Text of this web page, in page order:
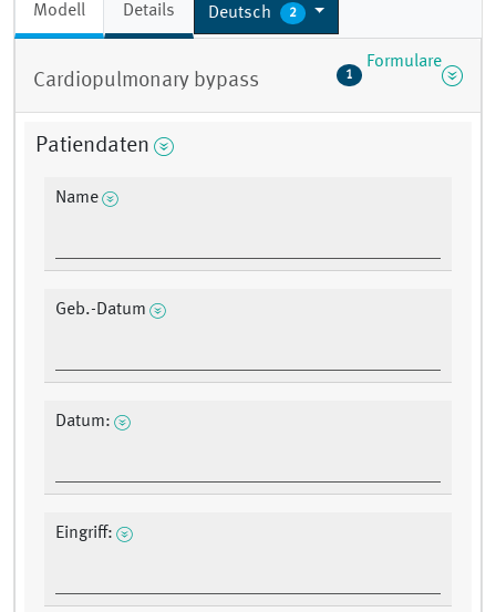
Modell Details Deutsch 2
Cardiopulmonary bypass 1
Formulare
Patiendaten
Name
Geb.-Datum
Datum:
Eingriff: